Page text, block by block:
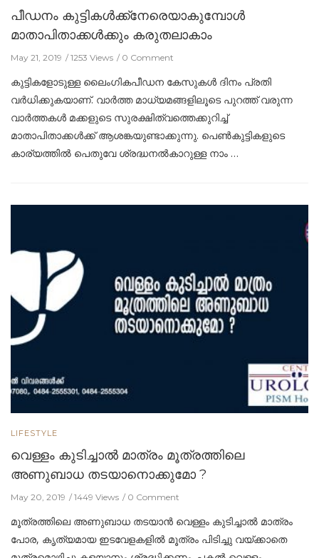
പീഡനം കുട്ടികള്‍ക്ക്നേരെയാകുമ്പോള്‍
മാതാപിതാക്കള്‍ക്കും കരുതലാകാം
May 21, 2019 1253 Views 0 Comment
കുട്ടികളോടുള്ള ലൈംഗികപീഡന കേസുകൾ ദിനം പ്രതി
വർധിക്കുകയാണ്. വാർത്ത മാധ്യമങ്ങളിലൂടെ പുറത്ത് വരുന്ന
വാർത്തകൾ മക്കളുടെ സുരക്ഷിത്വത്തെക്കുറിച്ച്
മാതാപിതാക്കൾക്ക് ആശങ്കയുണ്ടാക്കുന്നു. പെൺകുട്ടികളുടെ
കാര്യത്തിൽ പെതുവേ ശ്രദ്ധനൽകാറുള്ള നാം …
LIFESTYLE
വെള്ളം കുടിച്ചാല്‍ മാത്രം മൂത്രത്തിലെ
അണുബാധ തടയാനൊക്കുമോ ?
May 20, 2019 1449 Views 0 Comment
മൂത്രത്തിലെ അണുബാധ തടയാന്‍ വെള്ളം കുടിച്ചാല്‍ മാത്രം
പോര, കൃത്യമായ ഇടവേളകളില്‍ മൂത്രം പിടിച്ചു വയ്ക്കാതെ